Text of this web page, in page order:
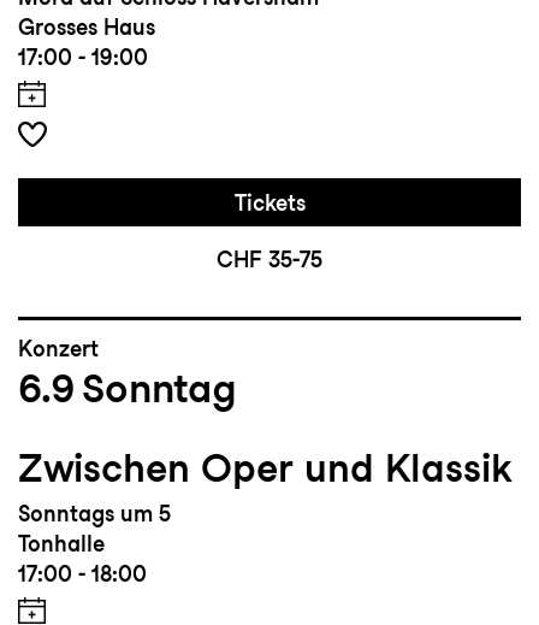
Grosses Haus
17:00 - 19:00
Tickets
CHF 35-75
Konzert
6.9 Sonntag
Zwischen Oper und Klassik
Sonntags um 5
Tonhalle
17:00 - 18:00